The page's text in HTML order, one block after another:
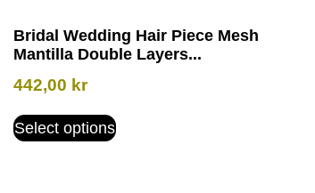
Bridal Wedding Hair Piece Mesh
Mantilla Double Layers...
442,00 kr
Select options